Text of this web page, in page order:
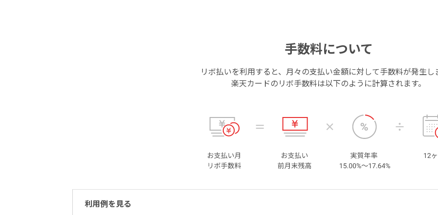
手数料について
リボ払いを利用すると、月々の支払い金額に対して手数料が発生し
楽天カードのリボ手数料は以下のように計算されます。
利用例を見る